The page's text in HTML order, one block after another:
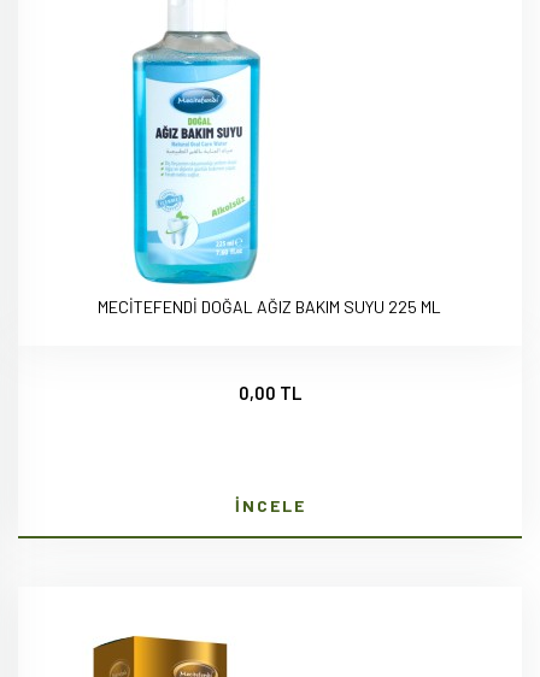
MECİTEFENDİ DOĞAL AĞIZ BAKIM SUYU 225 ML
0,00 TL
İNCELE